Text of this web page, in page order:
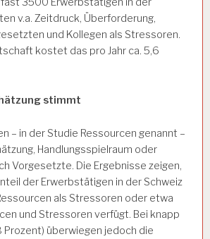
v.a. Zeitdruck, Überforderung,
und Kollegen als Stressoren.
kostet das pro Jahr ca. 5,6
stimmt
– in der Studie Ressourcen genannt –
Handlungsspielraum oder
Vorgesetzte. Die Ergebnisse zeigen,
der Erwerbstätigen in der Schweiz
als Stressoren oder etwa
und Stressoren verfügt. Bei knapp
Prozent) überwiegen jedoch die